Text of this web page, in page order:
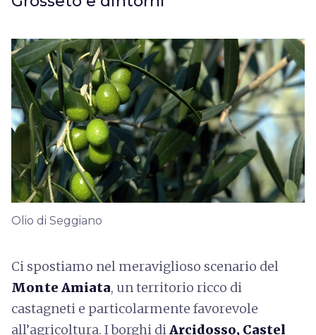
Olio di Seggiano
Ci spostiamo nel meraviglioso scenario del
Monte Amiata, un territorio ricco di
castagneti e particolarmente favorevole
all’agricoltura. I borghi diArcidosso, Castel